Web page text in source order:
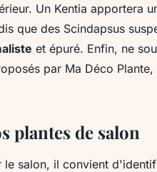
Un Kentia apportera
que des Scindapsus
et épuré. Enfin, ne
par Ma Déco
plantes de salon
salon, il convient